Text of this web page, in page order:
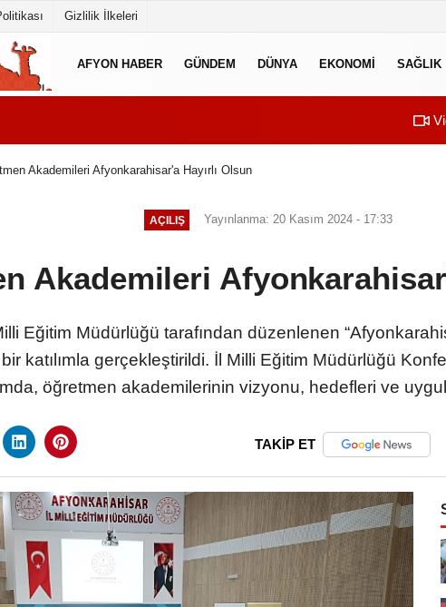
Gizlilik İlkeleri
AFYON HABER GÜNDEM DÜNYA EKONOMI SAĞLIK
Akademileri Afyonkarahisar'a Hayırlı Olsun
AÇILIŞ Yayınlanma: 20 Kasım 2024 - 17:33
Akademileri
Eğitim Müdürlüğü tarafından düzenlenen
katılımla gerçekleştirildi. İl Milli Eğitim Müdürlüğü
öğretmen akademilerinin vizyonu, hedefleri ve
TAKİP ET